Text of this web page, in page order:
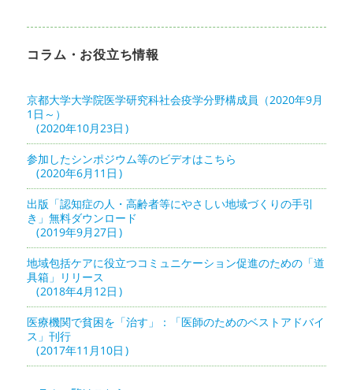
コラム・お役立ち情報
京都大学大学院医学研究科社会疫学分野構成員（2020年9月
1日～）
2020年10月23日
参加したシンポジウム等のビデオはこちら
2020年6月11日
出版「認知症の人・高齢者等にやさしい地域づくりの手引
き」無料ダウンロード
2019年9月27日
地域包括ケアに役立つコミュニケーション促進のための「道
具箱」リリース
2018年4月12日
医療機関で貧困を「治す」：「医師のためのベストアドバイ
ス」刊行
2017年11月10日